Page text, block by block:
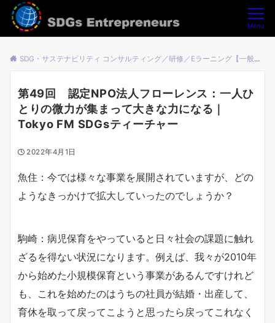
Menu
SDG・サステナビリティ コンサルティング／研修／Eラーニング【一般社団法人SDGsアントレプレナーズ】
第49回 認定NPO法人フローレンス：一人ひ
とりの微力が集まって大きな力になる｜
Tokyo FM SDGsティーチャー
2022年4月1日
魚住：今では様々な事業を展開されていますが、どの
ようなきっかけで拡大していったのでしょうか？
駒崎：病児保育をやっていると日々社会の課題に触れ
ざるを得ない状況になります。例えば、我々が2010年
から始めた小規模保育という事業があるんですけれど
も、これを始めたのはうちの社員が結婚・出産して、
育休を取って戻ってこようと思ったら戻ってこれなく